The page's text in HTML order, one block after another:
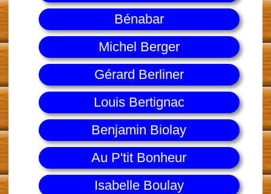
Bénabar
Michel Berger
Gérard Berliner
Louis Bertignac
Benjamin Biolay
Au P'tit Bonheur
Isabelle Boulay